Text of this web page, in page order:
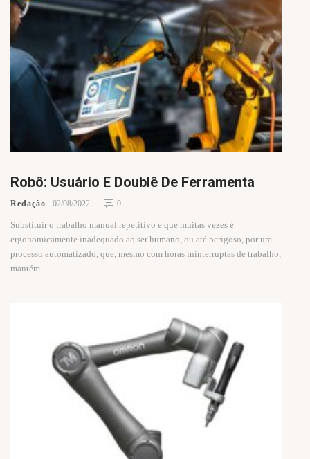
Robô: Usuário E Doublê De Ferramenta
Redação 02/08/2022 0
Substituir o trabalho manual repetitivo e que muitas vezes é
ergonomicamente inadequado ao ser humano, ou até perigoso, por um
processo automatizado, que, mesmo com horas ininterruptas de trabalho,
mantém